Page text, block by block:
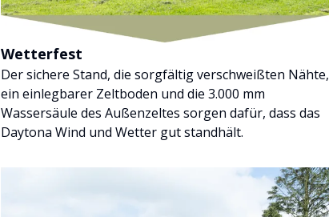
Wetterfest
Der sichere Stand, die sorgfältig verschweißten Nähte,
ein einlegbarer Zeltboden und die 3.000 mm
Wassersäule des Außenzeltes sorgen dafür, dass das
Daytona Wind und Wetter gut standhält.